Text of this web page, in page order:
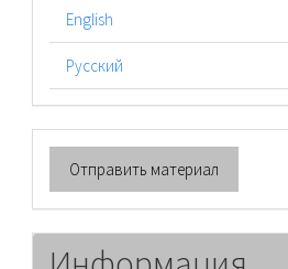
English
Русский
Отправить
материал
Отправить материал